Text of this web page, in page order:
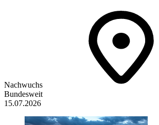
Nachwuchs
Bundesweit
15.07.2026